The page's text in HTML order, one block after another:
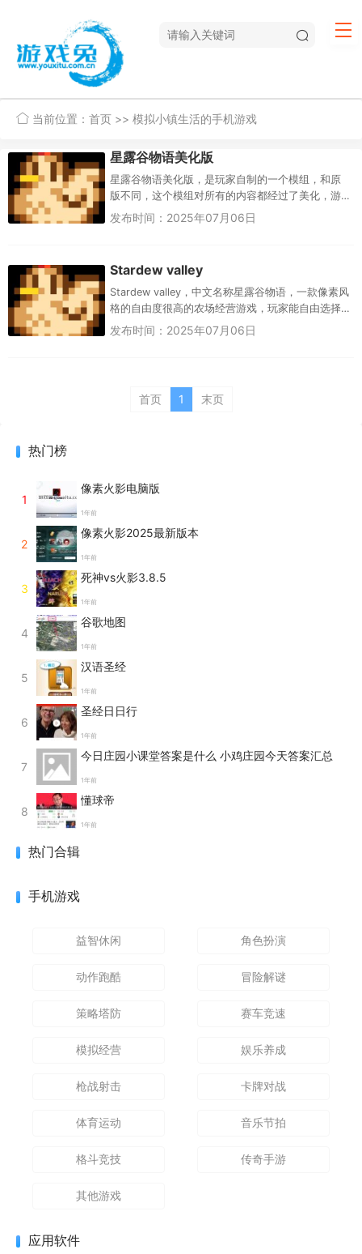
当前位置： 首页 >> 模拟小镇生活的手机游戏
星露谷物语美化版
星露谷物语美化版，是玩家自制的一个模组，和原
版不同，这个模组对所有的内容都经过了美化，游
戏的房屋看起来更好看，风景也更变得更棒，小镇
发布时间：2025年07月06日
Stardew valley
Stardew valley，中文名称星露谷物语，一款像素风
格的自由度很高的农场经营游戏，玩家能自由选择
自己的农场来种植物品，你不仅可以自己种植作
发布时间：2025年07月06日
首页 1 末页
热门榜
1
像素火影电脑版
1年前
2
像素火影2025最新版本
1年前
3
死神vs火影3.8.5
1年前
4
谷歌地图
1年前
5
汉语圣经
1年前
6
圣经日日行
1年前
7
今日庄园小课堂答案是什么 小鸡庄园今天答案汇总
1年前
8
懂球帝
1年前
热门合辑
手机游戏
益智休闲 角色扮演
动作跑酷 冒险解谜
策略塔防 赛车竞速
模拟经营 娱乐养成
枪战射击 卡牌对战
体育运动 音乐节拍
格斗竞技 传奇手游
其他游戏
应用软件